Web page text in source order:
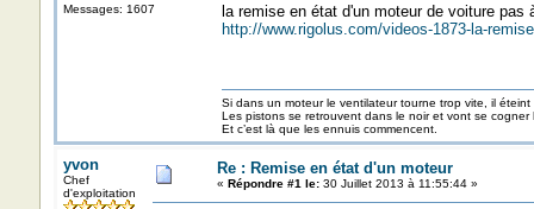
Messages: 1607
la remise en état d'un moteur de voiture
http://www.rigolus.com/videos-1873-la-
Si dans un moteur le ventilateur tourne trop vite, il éteint
Les pistons se retrouvent dans le noir et vont se
Et c’est là que les ennuis commencent.
yvon
Chef
d'exploitation
Re : Remise en état d'un moteur
« Répondre #1 le:30 Juillet 2013 à 11:55:44 »